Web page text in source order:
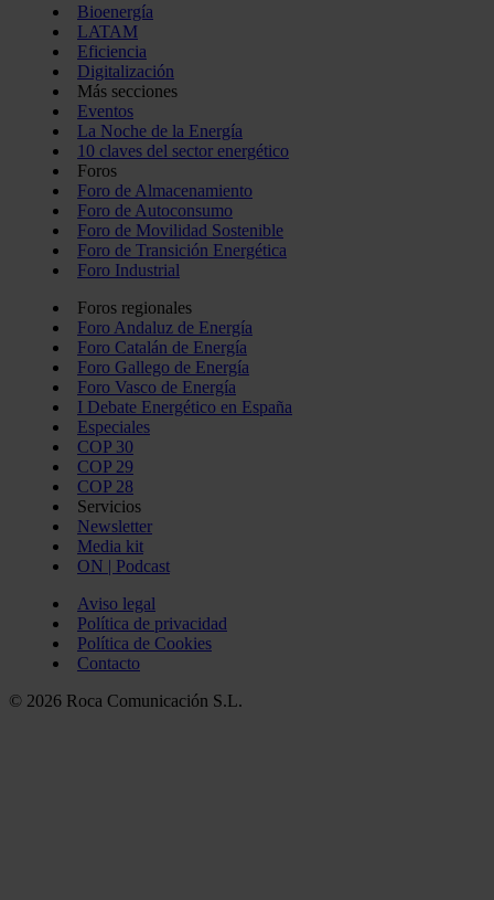
Bioenergía
LATAM
Eficiencia
Digitalización
Más secciones
Eventos
La Noche de la Energía
10 claves del sector energético
Foros
Foro de Almacenamiento
Foro de Autoconsumo
Foro de Movilidad Sostenible
Foro de Transición Energética
Foro Industrial
Foros regionales
Foro Andaluz de Energía
Foro Catalán de Energía
Foro Gallego de Energía
Foro Vasco de Energía
I Debate Energético en España
Especiales
COP 30
COP 29
COP 28
Servicios
Newsletter
Media kit
ON | Podcast
Aviso legal
Política de privacidad
Política de Cookies
Contacto
© 2026 Roca Comunicación S.L.